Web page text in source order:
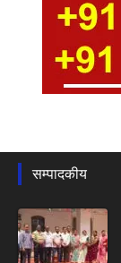
सम्पादकीय